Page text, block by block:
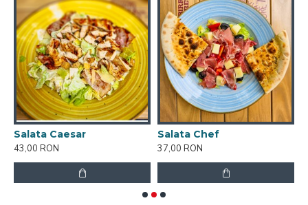
Salata Caesar
43,00 RON
Salata Chef
37,00 RON